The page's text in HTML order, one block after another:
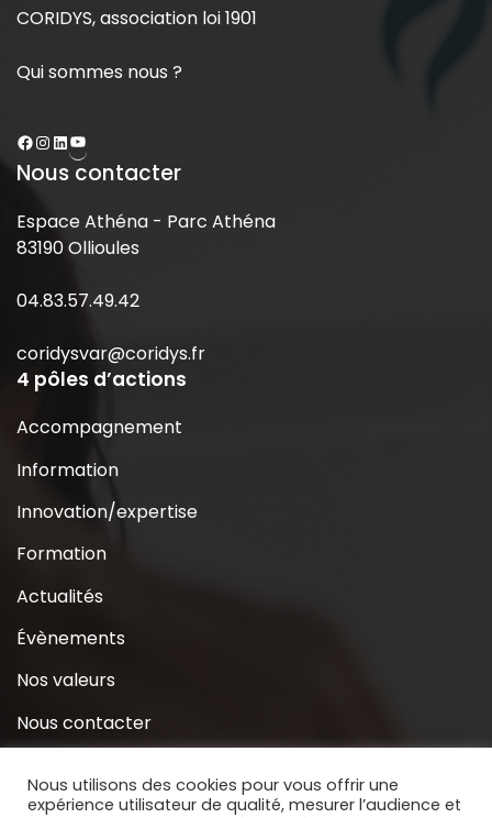
CORIDYS, association loi 1901
Qui sommes nous ?
Nous contacter
Espace Athéna - Parc Athéna
83190 Ollioules
04.83.57.49.42
coridysvar@coridys.fr
4 pôles d’actions
Accompagnement
Information
Innovation/expertise
Formation
Actualités
Évènements
Nos valeurs
Nous contacter
S’inscrire à la Newsletter
Nous utilisons des cookies pour vous offrir une
expérience utilisateur de qualité, mesurer l’audience et